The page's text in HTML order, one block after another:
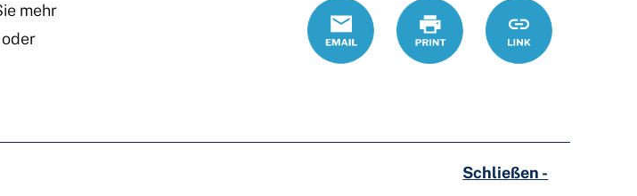
mehr
Email Print
https://
Soo-
CPO
Link
Schließen -